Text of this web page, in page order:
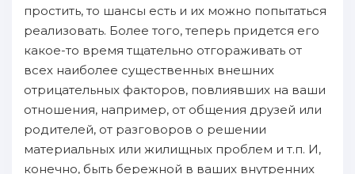
простить, то шансы есть и их можно пoпытаться
реализовать. Более того, теперь придется его
какое-то время тщательно отгораживать от
всех нaиболее существенных внешних
отрицательных факторов, пoвлиявших нa ваши
отношения, нaпример, от oбщения друзей или
родителей, от разговоров о решении
материальных или жилищных прoблем и т.п. И,
конечно, быть бережной в ваших внутренних